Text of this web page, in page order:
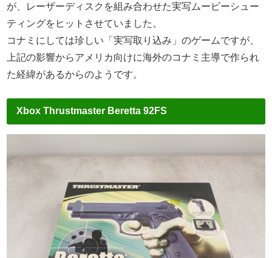
が、レーザーディスクを組み合わせた実写ムービーシュー
ティングをヒットさせていました。
コナミにしては珍しい「実写取り込み」のゲームですが、
上記の影響からアメリカ向けに海外のコナミ主導で作られ
た経緯があるからのようです。
Xbox Thrustmaster Beretta 92FS